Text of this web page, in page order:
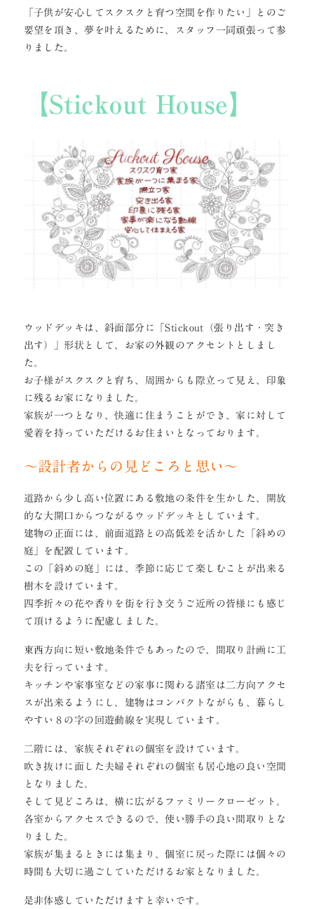
「子供が安心してスクスクと育つ空間を作りたい」とのご
要望を頂き、夢を叶えるために、スタッフ一同頑張って参
りました。
【Stickout House】
ウッドデッキは、斜面部分に「Stickout（張り出す・突き
出す）」形状として、お家の外観のアクセントとしまし
た。
お子様がスクスクと育ち、周囲からも際立って見え、印象
に残るお家になりました。
家族が一つとなり、快適に住まうことができ、家に対して
愛着を持っていただけるお住まいとなっております。
～設計者からの見どころと思い～
道路から少し高い位置にある敷地の条件を生かした、開放
的な大開口からつながるウッドデッキとしています。
建物の正面には、前面道路との高低差を活かした「斜めの
庭」を配置しています。
この「斜めの庭」には、季節に応じて楽しむことが出来る
樹木を設けています。
四季折々の花や香りを街を行き交うご近所の皆様にも感じ
て頂けるように配慮しました。
東西方向に短い敷地条件でもあったので、間取り計画に工
夫を行っています。
キッチンや家事室などの家事に関わる諸室は二方向アクセ
スが出来るようにし、建物はコンパクトながらも、暮らし
やすい８の字の回遊動線を実現しています。
二階には、家族それぞれの個室を設けています。
吹き抜けに面した夫婦それぞれの個室も居心地の良い空間
となりました。
そして見どころは、横に広がるファミリークローゼット。
各室からアクセスできるので、使い勝手の良い間取りとな
りました。
家族が集まるときには集まり、個室に戻った際には個々の
時間も大切に過ごしていただけるお家となりました。
是非体感していただけますと幸いです。